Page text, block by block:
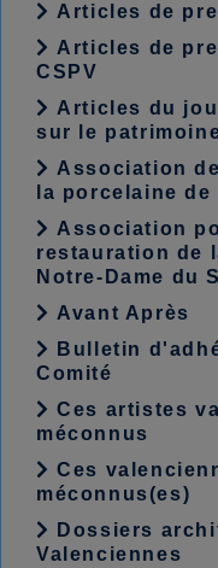
Articles de
Articles de
CSPV
Articles du
sur le
Association
la porcelaine
Association
restauration de
Notre-Dame du
Avant Après
Bulletin
Comité
Ces artistes
méconnus
Ces
méconnus(es)
Dossiers
Valenciennes